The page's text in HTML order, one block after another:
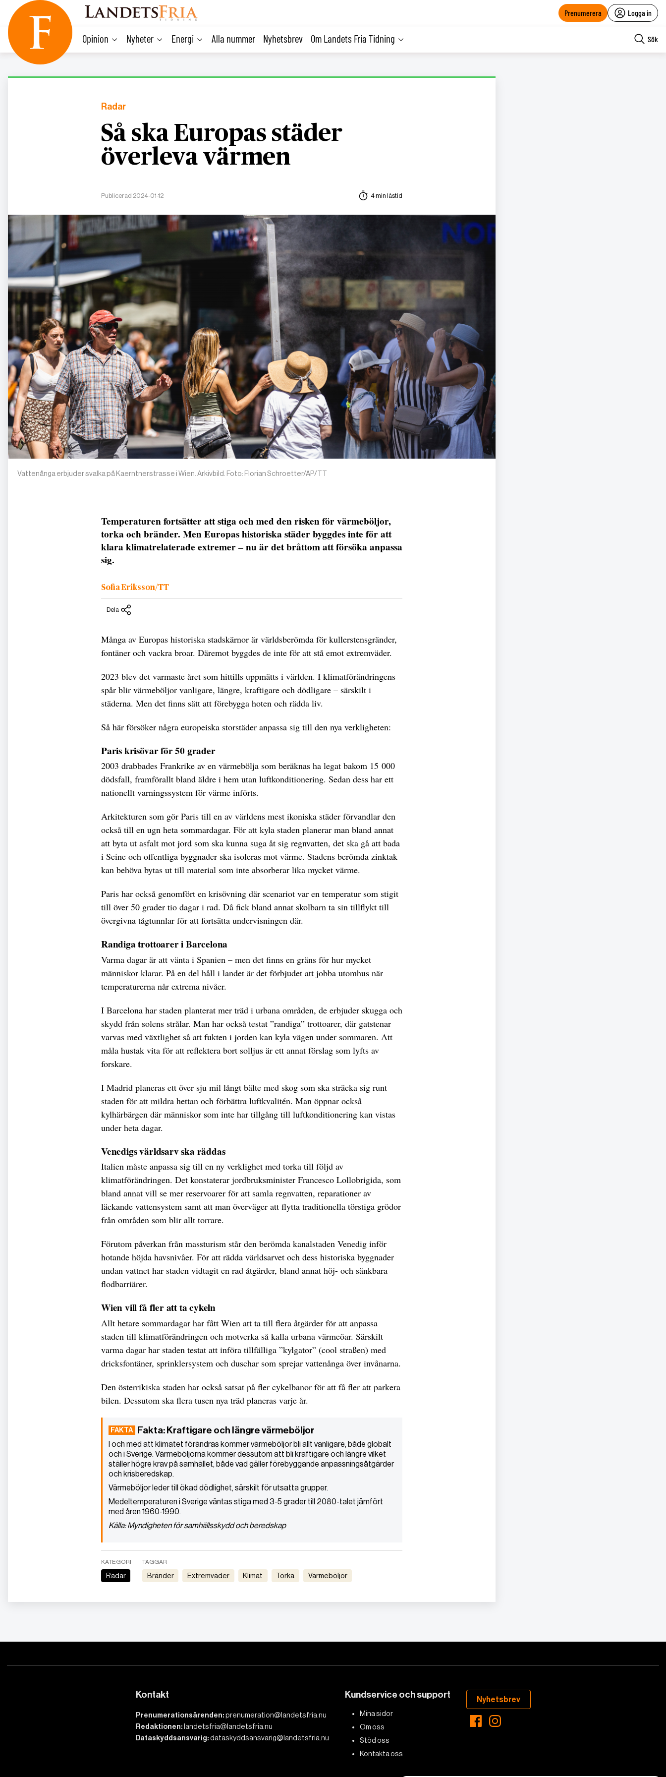
content
Prenumerera Logga in
Opinion Nyheter Energi Alla nummer Nyhetsbrev Om Landets Fria Tidning Sök
Radar
Så ska Europas städer
överleva värmen
Publicerad 2024-01-12 4 min lästid
Vattenånga erbjuder svalka på Kaerntnerstrasse i Wien. Arkivbild. Foto: Florian Schroetter/AP/TT
Temperaturen fortsätter att stiga och med den risken för värmeböljor,
torka och bränder. Men Europas historiska städer byggdes inte för att
klara klimatrelaterade extremer – nu är det bråttom att försöka anpassa
sig.
Sofia Eriksson/TT
Dela
Många av Europas historiska stadskärnor är världsberömda för kullerstensgränder,
fontäner och vackra broar. Däremot byggdes de inte för att stå emot extremväder.
2023 blev det varmaste året som hittills uppmätts i världen. I klimatförändringens
spår blir värmeböljor vanligare, längre, kraftigare och dödligare – särskilt i
städerna. Men det finns sätt att förebygga hoten och rädda liv.
Så här försöker några europeiska storstäder anpassa sig till den nya verkligheten:
Paris krisövar för 50 grader
2003 drabbades Frankrike av en värmebölja som beräknas ha legat bakom 15 000
dödsfall, framförallt bland äldre i hem utan luftkonditionering. Sedan dess har ett
nationellt varningssystem för värme införts.
Arkitekturen som gör Paris till en av världens mest ikoniska städer förvandlar den
också till en ugn heta sommardagar. För att kyla staden planerar man bland annat
att byta ut asfalt mot jord som ska kunna suga åt sig regnvatten, det ska gå att bada
i Seine och offentliga byggnader ska isoleras mot värme. Stadens berömda zinktak
kan behöva bytas ut till material som inte absorberar lika mycket värme.
Paris har också genomfört en krisövning där scenariot var en temperatur som stigit
till över 50 grader tio dagar i rad. Då fick bland annat skolbarn ta sin tillflykt till
övergivna tågtunnlar för att fortsätta undervisningen där.
Randiga trottoarer i Barcelona
Varma dagar är att vänta i Spanien – men det finns en gräns för hur mycket
människor klarar. På en del håll i landet är det förbjudet att jobba utomhus när
temperaturerna når extrema nivåer.
I Barcelona har staden planterat mer träd i urbana områden, de erbjuder skugga och
skydd från solens strålar. Man har också testat ”randiga” trottoarer, där gatstenar
varvas med växtlighet så att fukten i jorden kan kyla vägen under sommaren. Att
måla hustak vita för att reflektera bort solljus är ett annat förslag som lyfts av
forskare.
I Madrid planeras ett över sju mil långt bälte med skog som ska sträcka sig runt
staden för att mildra hettan och förbättra luftkvalitén. Man öppnar också
kylhärbärgen där människor som inte har tillgång till luftkonditionering kan vistas
under heta dagar.
Venedigs världsarv ska räddas
Italien måste anpassa sig till en ny verklighet med torka till följd av
klimatförändringen. Det konstaterar jordbruksminister Francesco Lollobrigida, som
bland annat vill se mer reservoarer för att samla regnvatten, reparationer av
läckande vattensystem samt att man överväger att flytta traditionella törstiga grödor
från områden som blir allt torrare.
Förutom påverkan från massturism står den berömda kanalstaden Venedig inför
hotande höjda havsnivåer. För att rädda världsarvet och dess historiska byggnader
undan vattnet har staden vidtagit en rad åtgärder, bland annat höj- och sänkbara
flodbarriärer.
Wien vill få fler att ta cykeln
Allt hetare sommardagar har fått Wien att ta till flera åtgärder för att anpassa
staden till klimatförändringen och motverka så kalla urbana värmeöar. Särskilt
varma dagar har staden testat att införa tillfälliga ”kylgator” (cool straßen) med
dricksfontäner, sprinklersystem och duschar som sprejar vattenånga över invånarna.
Den österrikiska staden har också satsat på fler cykelbanor för att få fler att parkera
bilen. Dessutom ska flera tusen nya träd planeras varje år.
Fakta: Kraftigare och längre värmeböljor
I och med att klimatet förändras kommer värmeböljor bli allt vanligare, både globalt
och i Sverige. Värmeböljorna kommer dessutom att bli kraftigare och längre vilket
ställer högre krav på samhället, både vad gäller förebyggande anpassningsåtgärder
och krisberedskap.
Värmeböljor leder till ökad dödlighet, särskilt för utsatta grupper.
Medeltemperaturen i Sverige väntas stiga med 3-5 grader till 2080-talet jämfört
med åren 1960-1990.
Källa: Myndigheten för samhällsskydd och beredskap
KATEGORI
Radar
TAGGAR
bränder Extremväder Klimat Torka värmeböljor
Kontakt
Prenumerationsärenden:prenumeration@landetsfria.nu
Redaktionen: landetsfria@landetsfria.nu
Dataskyddsansvarig:dataskyddsansvarig@landetsfria.nu
Kundservice och support
Mina sidor
Om oss
Stöd oss
Kontakta oss
Nyhetsbrev